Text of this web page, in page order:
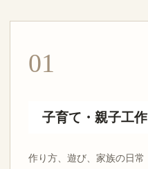
01
子育て・親子工作
作り方、遊び、家族の日常